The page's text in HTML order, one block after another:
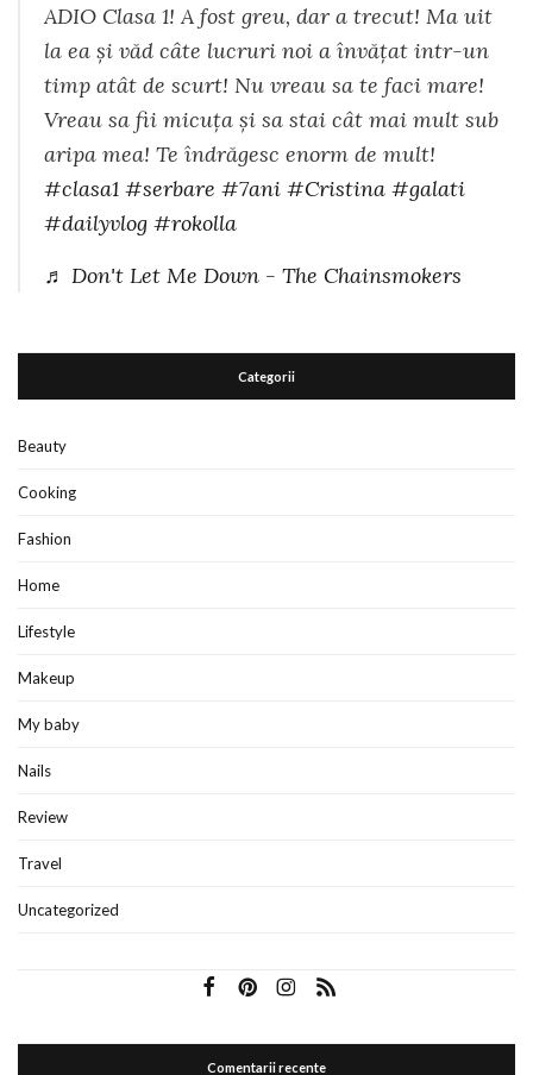
ADIO Clasa 1! A fost greu, dar a trecut! Ma uit
la ea și văd câte lucruri noi a învățat intr-un
timp atât de scurt! Nu vreau sa te faci mare!
Vreau sa fii micuța și sa stai cât mai mult sub
aripa mea! Te îndrăgesc enorm de mult!
#clasa1 #serbare #7ani #Cristina #galati
#dailyvlog #rokolla
♬ Don't Let Me Down - The Chainsmokers
Categorii
Beauty
Cooking
Fashion
Home
Lifestyle
Makeup
My baby
Nails
Review
Travel
Uncategorized
Comentarii recente